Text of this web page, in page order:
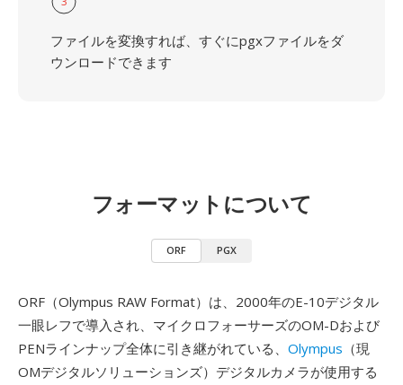
ファイルを変換すれば、すぐにpgxファイルをダ
ウンロードできます
フォーマットについて
ORF PGX
ORF（Olympus RAW Format）は、2000年のE-10デジタル
一眼レフで導入され、マイクロフォーサーズのOM-Dおよび
PENラインナップ全体に引き継がれている、 Olympus （現
OMデジタルソリューションズ）デジタルカメラが使用する